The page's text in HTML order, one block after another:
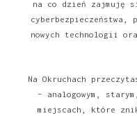
na co dzień zajmuję
nowych technologii
Na Okruchach
– analogowym,
miejscach, które